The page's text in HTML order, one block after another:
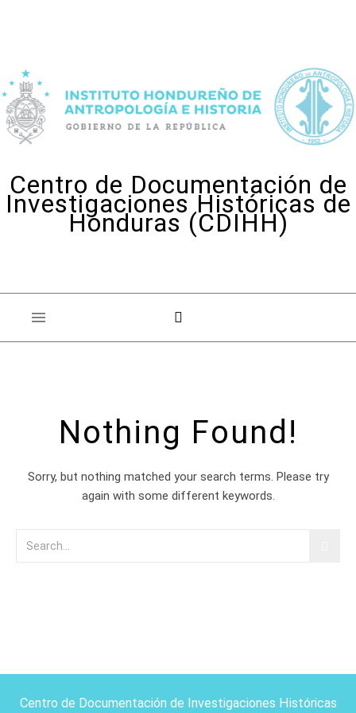
Centro de Documentación de
Investigaciones Históricas de
Honduras (CDIHH)
Nothing Found!
Sorry, but nothing matched your search terms. Please try
again with some different keywords.
Centro de Documentación de Investigaciones Históricas